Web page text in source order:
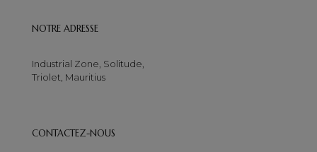
NOTRE ADRESSE
Industrial Zone, Solitude,
Triolet, Mauritius
CONTACTEZ-NOUS